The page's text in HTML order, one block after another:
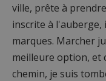
ville, prête à
inscrite à l'auberge,
marques. Marcher
meilleure option, et
chemin, je suis